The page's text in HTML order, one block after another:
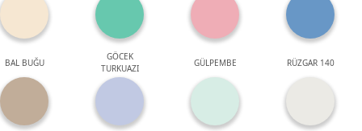
BAL BUĞU
GÖCEK
TURKUAZI
GÜLPEMBE RÜZGAR 140